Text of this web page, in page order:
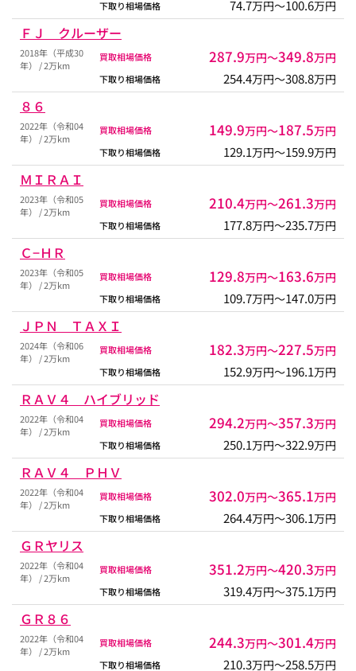
下取り相場価格 74.7万円〜100.6万円
ＦＪ クルーザー
2018年（平成30
年） / 2万km
買取相場価格 287.9万円〜349.8万円
下取り相場価格 254.4万円〜308.8万円
８６
2022年（令和04
年） / 2万km
買取相場価格 149.9万円〜187.5万円
下取り相場価格 129.1万円〜159.9万円
ＭＩＲＡＩ
2023年（令和05
年） / 2万km
買取相場価格 210.4万円〜261.3万円
下取り相場価格 177.8万円〜235.7万円
Ｃ−ＨＲ
2023年（令和05
年） / 2万km
買取相場価格 129.8万円〜163.6万円
下取り相場価格 109.7万円〜147.0万円
ＪＰＮ ＴＡＸＩ
2024年（令和06
年） / 2万km
買取相場価格 182.3万円〜227.5万円
下取り相場価格 152.9万円〜196.1万円
ＲＡＶ４ ハイブリッド
2022年（令和04
年） / 2万km
買取相場価格 294.2万円〜357.3万円
下取り相場価格 250.1万円〜322.9万円
ＲＡＶ４ ＰＨＶ
2022年（令和04
年） / 2万km
買取相場価格 302.0万円〜365.1万円
下取り相場価格 264.4万円〜306.1万円
ＧＲヤリス
2022年（令和04
年） / 2万km
買取相場価格 351.2万円〜420.3万円
下取り相場価格 319.4万円〜375.1万円
ＧＲ８６
2022年（令和04
年） / 2万km
買取相場価格 244.3万円〜301.4万円
下取り相場価格 210.3万円〜258.5万円